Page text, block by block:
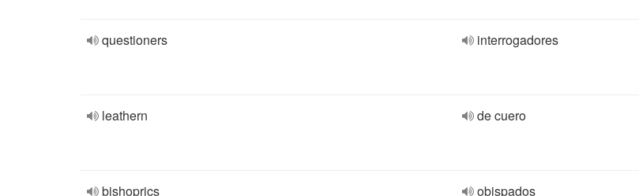
questioners interrogadores
leathern de cuero
bishoprics obispados